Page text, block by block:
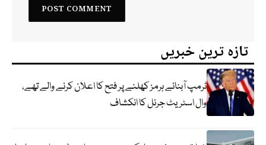
تازہ ترین خبریں
ٹرمپ آبنائے ہرمز کھلنے پر فتح کا اعلان کرنے والے تھے،
وال اسٹریٹ جرنل کا انکشاف